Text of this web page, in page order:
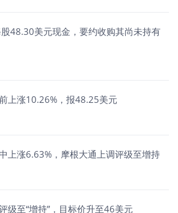
48.30美元现金，要约收购其尚未持有
上涨10.26%，报48.25美元
上涨6.63%，摩根大通上调评级至增持
级至“增持”，目标价升至46美元